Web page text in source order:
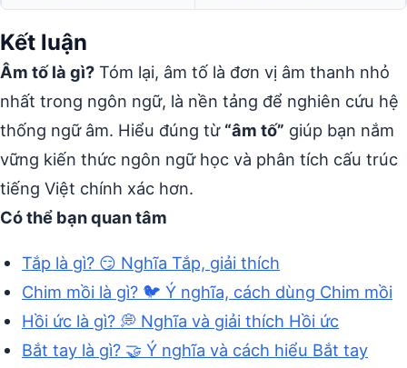
Kết luận
Âm tố là gì? Tóm lại, âm tố là đơn vị âm thanh nhỏ
nhất trong ngôn ngữ, là nền tảng để nghiên cứu hệ
thống ngữ âm. Hiểu đúng từ “âm tố” giúp bạn nắm
vững kiến thức ngôn ngữ học và phân tích cấu trúc
tiếng Việt chính xác hơn.
Có thể bạn quan tâm
Tắp là gì? 😏 Nghĩa Tắp, giải thích
Chim mồi là gì? 🐦 Ý nghĩa, cách dùng Chim mồi
Hồi ức là gì? 💭 Nghĩa và giải thích Hồi ức
Bắt tay là gì? 🤝 Ý nghĩa và cách hiểu Bắt tay